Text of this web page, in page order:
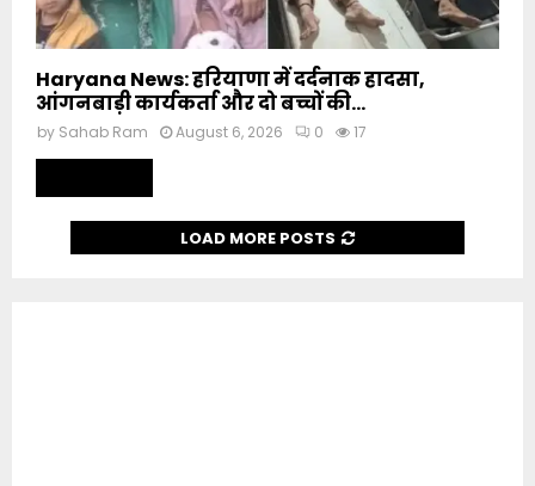
Haryana News: हरियाणा में दर्दनाक हादसा,
आंगनबाड़ी कार्यकर्ता और दो बच्चों की...
by Sahab Ram August 6, 2026 0 17
LOAD MORE POSTS